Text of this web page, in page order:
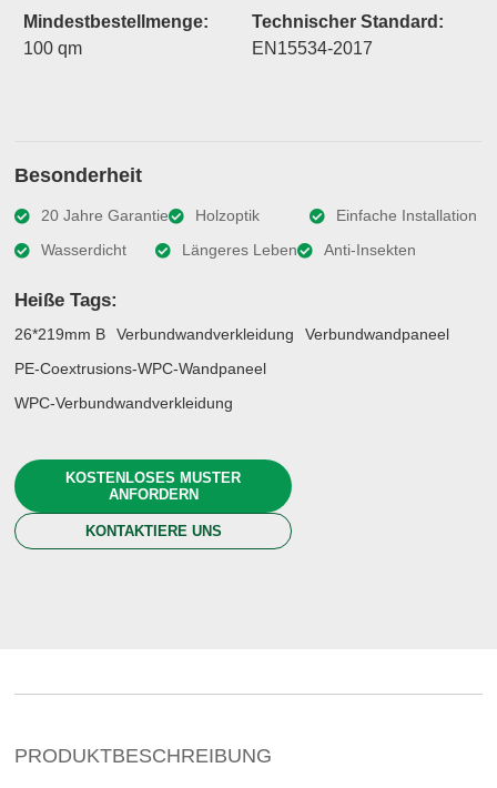
Mindestbestellmenge:
100 qm
Technischer Standard:
EN15534-2017
Besonderheit
20 Jahre Garantie Holzoptik
Einfache Installation
Wasserdicht
Längeres Leben Anti-Insekten
Heiße Tags:
26*219mm B Verbundwandverkleidung
Verbundwandpaneel
PE-Coextrusions-WPC-Wandpaneel
WPC-Verbundwandverkleidung
KOSTENLOSES MUSTER
ANFORDERN
KONTAKTIERE UNS
PRODUKTBESCHREIBUNG